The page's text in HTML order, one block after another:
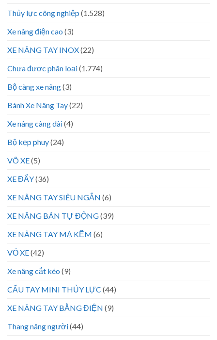
Thủy lực công nghiệp (1.528)
Xe nâng điện cao (3)
XE NÂNG TAY INOX(22)
Chưa được phân loại(1.774)
Bộ càng xe nâng(3)
Bánh Xe Nâng Tay(22)
Xe nâng càng dài(4)
Bộ kẹp phuy(24)
VÕ XE(5)
XE ĐẨY(36)
XE NÂNG TAY SIÊU NGẮN (6)
XE NÂNG BÁN TỰ ĐỘNG(39)
XE NÂNG TAY MẠ KẼM (6)
VỎ XE(42)
Xe nâng cắt kéo (9)
CẨU TAY MINI THỦY LỰC (44)
XE NÂNG TAY BẰNG ĐIỆN (9)
Thang nâng người(44)